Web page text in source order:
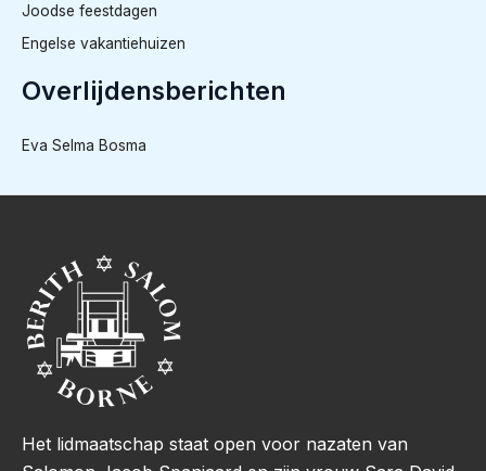
Joodse feestdagen
Engelse vakantiehuizen
Overlijdensberichten
Eva Selma Bosma
Het lidmaatschap staat open voor nazaten van